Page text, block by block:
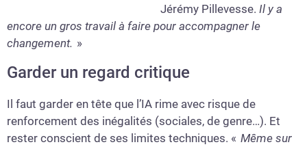
Jérémy Pillevesse. Il y a
encore un gros travail à faire pour accompagner le
changement. »
Garder un regard critique
Il faut garder en tête que l’IA rime avec risque de
renforcement des inégalités (sociales, de genre…). Et
rester conscient de ses limites techniques. « Même sur